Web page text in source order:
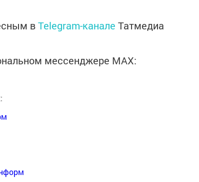
вTelegram-канале Татмедиа
мессенджере MАХ: